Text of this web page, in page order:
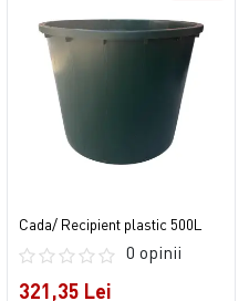
Cada/ Recipient plastic 500L
0 opinii
321,35 Lei